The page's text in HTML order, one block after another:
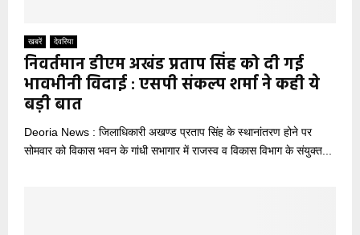
खबरें देवरिया
निवर्तमान डीएम अखंड प्रताप सिंह को दी गई
भावभीनी विदाई : एसपी संकल्प शर्मा ने कही ये
बड़ी बात
Deoria News : जिलाधिकारी अखण्ड प्रताप सिंह के स्थानांतरण होने पर
सोमवार को विकास भवन के गांधी सभागार में राजस्व व विकास विभाग के संयुक्त...